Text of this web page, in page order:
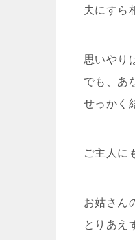
夫にすら
思いやり
でも、あ
せっかく
ご主人に
お姑さん
とりあえ